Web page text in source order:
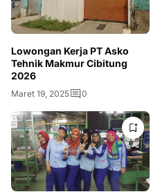
Lowongan Kerja PT Asko
Tehnik Makmur Cibitung
2026
Maret 19, 2025 0